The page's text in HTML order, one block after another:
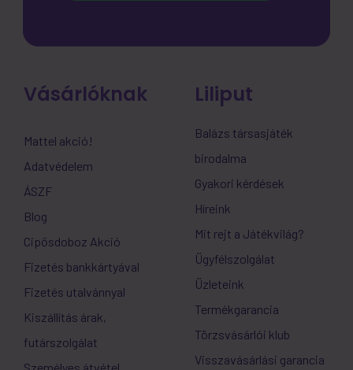
Vásárlóknak
Mattel akció!
Adatvédelem
ÁSZF
Blog
Cipősdoboz Akció
Fizetés bankkártyával
Fizetés utalvánnyal
Kiszállítás árak,
futárszolgálat
Személyes átvétel
Liliput
Balázs társasjáték
birodalma
Gyakori kérdések
Híreink
Mit rejt a Játékvilág?
Ügyfélszolgálat
Üzleteink
Termékgarancia
Törzsvásárlói klub
Visszavásárlási garancia